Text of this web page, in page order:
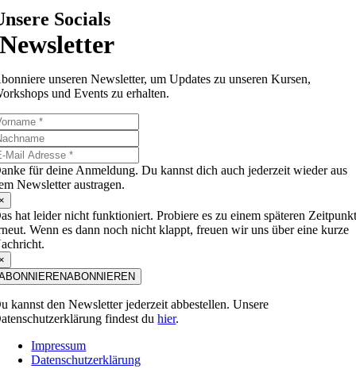
Socials
Newsletter
unseren Newsletter, um Updates zu unseren Kursen,
und Events zu erhalten.
für deine Anmeldung. Du kannst dich auch jederzeit wieder aus
Newsletter austragen.
hat leider nicht funktioniert. Probiere es zu einem späteren
Wenn es dann noch nicht klappt, freuen wir uns über eine kurze
ABONNIEREN
kannst den Newsletter jederzeit abbestellen. Unsere
findest duhier.
Impressum
Datenschutzerklärung